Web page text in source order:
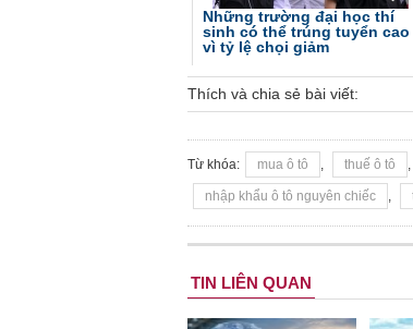
Những trường đại học thí
sinh có thể trúng tuyển cao
vì tỷ lệ chọi giảm
Thích và chia sẻ bài viết:
Từ khóa: mua ô tô thuế ô tô
nhập khẩu ô tô nguyên chiếc
TIN LIÊN QUAN